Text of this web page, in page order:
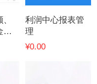
收
利润中心报表管
理
¥0.00